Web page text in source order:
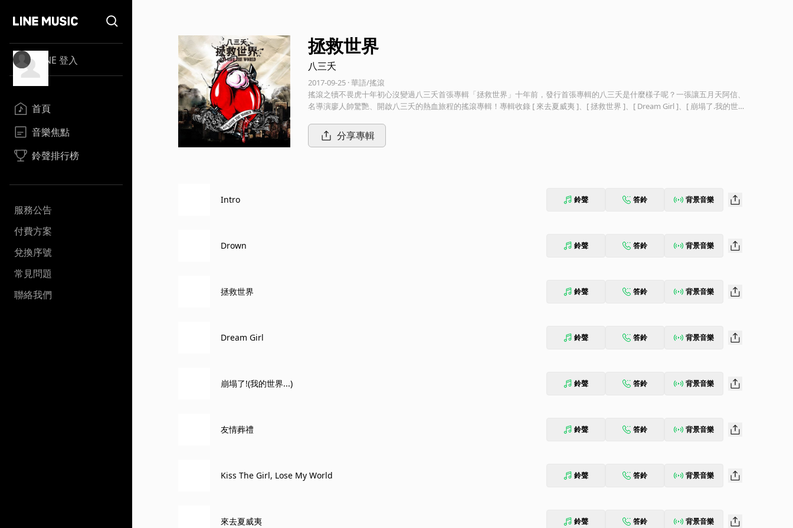
LINE 登入
首頁
音樂焦點
鈴聲排行榜
服務公告
付費方案
兌換序號
常見問題
聯絡我們
拯救世界
八三夭
2017-09-25 · 華語/搖滾
搖滾之犢不畏虎十年初心沒變過八三夭首張專輯「拯救世界」十年前，發行首張專輯的八三夭是什麼樣子呢？一張讓五月天阿信、
名導演廖人帥驚艷、開啟八三夭的熱血旅程的搖滾專輯！專輯收錄 [ 來去夏威夷 ]、[ 拯救世界 ]、[ Dream Girl ]、[ 崩塌了.我的世
同慶 [ 拯救世界 ] 十週年。
分享專輯
Intro 鈴聲 答鈴 背景音樂
Drown 鈴聲 答鈴 背景音樂
拯救世界 鈴聲 答鈴 背景音樂
Dream Girl 鈴聲 答鈴 背景音樂
崩塌了!(我的世界...) 鈴聲 答鈴 背景音樂
友情葬禮 鈴聲 答鈴 背景音樂
Kiss The Girl, Lose My World 鈴聲 答鈴 背景音樂
來去夏威夷 鈴聲 答鈴 背景音樂